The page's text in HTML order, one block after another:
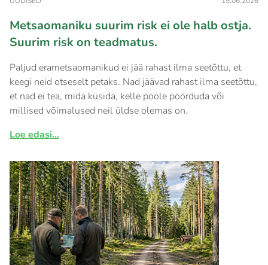
Metsaomaniku suurim risk ei ole halb ostja.
Suurim risk on teadmatus.
Paljud erametsaomanikud ei jää rahast ilma seetõttu, et
keegi neid otseselt petaks. Nad jäävad rahast ilma seetõttu,
et nad ei tea, mida küsida, kelle poole pöörduda või
millised võimalused neil üldse olemas on.
Loe edasi...